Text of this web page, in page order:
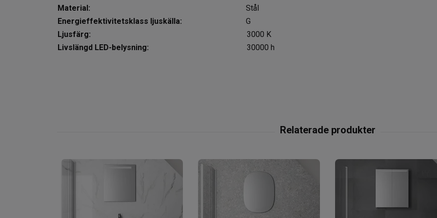
Material:
Stål
Energieffektivitetsklass ljuskälla:
G
Ljusfärg:
3000 K
Livslängd LED-belysning:
30000 h